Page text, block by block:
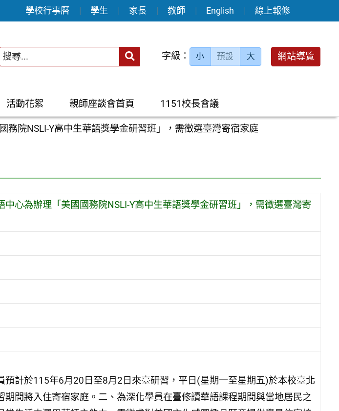
學校行事曆 學生 家長 教師 English 線上報修
送出 字級： 小 預設 大 網站導覽
活動花絮 親師座談會首頁 1151校長會議
務院NSLI-Y高中生華語獎學金研習班」，需徵選臺灣寄宿家庭
中心為辦理「美國國務院NSLI-Y高中生華語獎學金研習班」，需徵選臺灣寄
預計於115年6月20日至8月2日來臺研習，平日(星期一至星期五)於本校臺北
期間將入住寄宿家庭。二、為深化學員在臺修讀華語課程期間與當地居民之